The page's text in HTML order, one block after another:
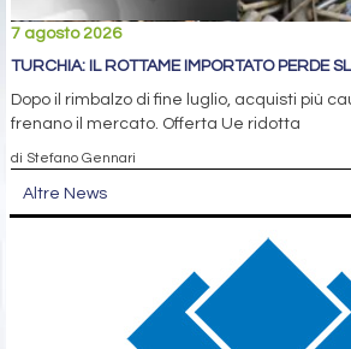
7 agosto 2026
TURCHIA: IL ROTTAME IMPORTATO PERDE
Dopo il rimbalzo di fine luglio, acquisti più
frenano il mercato. Offerta Ue ridotta
di Stefano Gennari
Altre News